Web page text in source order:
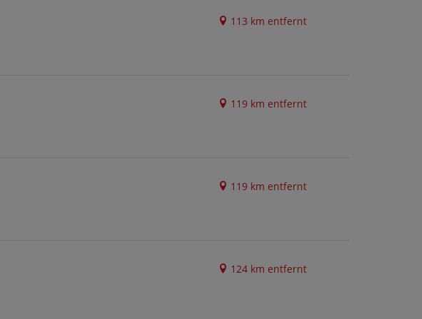
113 km entfernt
119 km entfernt
119 km entfernt
124 km entfernt